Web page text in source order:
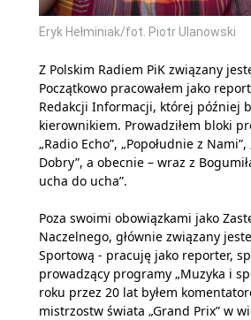
Eryk Hełminiak/fot. Piotr Ulanowski
Z Polskim Radiem PiK związany
Początkowo pracowałem jako
Redakcji Informacji, której później
kierownikiem. Prowadziłem bloki
„Radio Echo”, „Popołudnie z
Dobry”, a obecnie – wraz z
ucha do ucha”.
Poza swoimi obowiązkami jako
Naczelnego, głównie związany
Sportową - pracuję jako reporter,
prowadzący programy „Muzyka i
roku przez 20 lat byłem
mistrzostw świata „Grand Prix” w